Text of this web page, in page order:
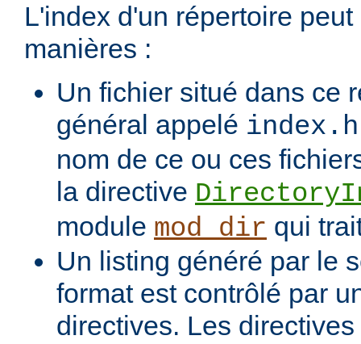
L'index d'un répertoire
manières :
Un fichier situé dans ce
général appelé
nom de ce ou ces
la directive
module mod_dir qui
Un listing généré par le
format est contrôlé par
directives. Les directives